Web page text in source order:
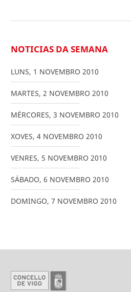
NOTICIAS DA SEMANA
LUNS, 1 NOVEMBRO 2010
MARTES, 2 NOVEMBRO 2010
MÉRCORES, 3 NOVEMBRO 2010
XOVES, 4 NOVEMBRO 2010
VENRES, 5 NOVEMBRO 2010
SÁBADO, 6 NOVEMBRO 2010
DOMINGO, 7 NOVEMBRO 2010